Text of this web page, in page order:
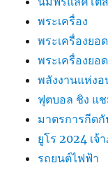
พระเครื่อง
พระเครื่องยอ
พระเครื่องยอ
พลังงานแห่ง
ฟุตบอล ชิง แ
มาตรการกีด
ยูโร 2024 เจ้
รถยนต์ไฟฟ้า